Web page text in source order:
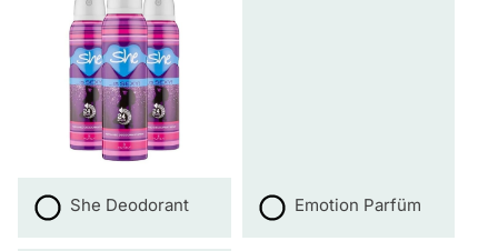
She Deodorant Emotion Parfüm